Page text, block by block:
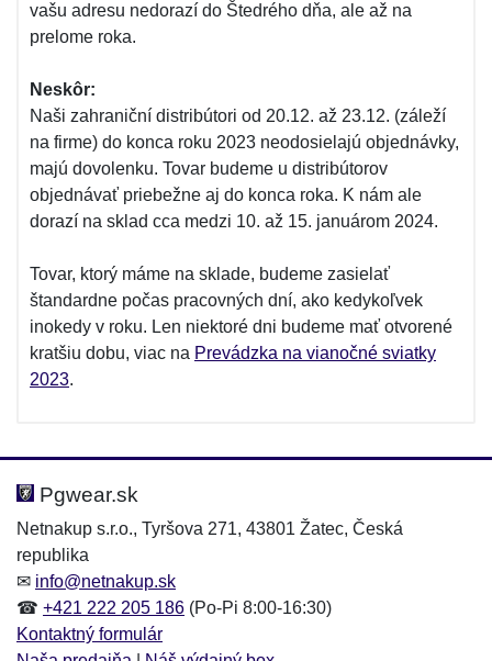
vašu adresu nedorazí do Štedrého dňa, ale až na
prelome roka.
Neskôr:
Naši zahraniční distribútori od 20.12. až 23.12. (záleží
na firme) do konca roku 2023 neodosielajú objednávky,
majú dovolenku. Tovar budeme u distribútorov
objednávať priebežne aj do konca roka. K nám ale
dorazí na sklad cca medzi 10. až 15. januárom 2024.
Tovar, ktorý máme na sklade, budeme zasielať
štandardne počas pracovných dní, ako kedykoľvek
inokedy v roku. Len niektoré dni budeme mať otvorené
kratšiu dobu, viac na Prevádzka na vianočné sviatky
2023.
Pgwear.sk
Netnakup s.r.o., Tyršova 271, 43801 Žatec, Česká
republika
✉ info@netnakup.sk
☎ +421 222 205 186 (Po-Pi 8:00-16:30)
Kontaktný formulár